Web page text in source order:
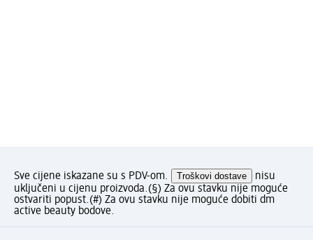
Sve cijene iskazane su s PDV-om. Troškovi dostave
nisu
uključeni u cijenu proizvoda.(§) Za ovu stavku nije moguće
ostvariti popust.(#) Za ovu stavku nije moguće dobiti dm
active beauty bodove.